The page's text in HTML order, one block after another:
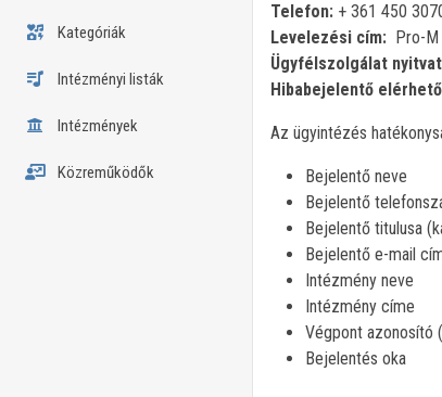
Kategóriák
Intézményi listák
Intézmények
Közreműködők
Telefon: + 361 450
Levelezési cím: Pro-
Ügyfélszolgálat
Hibabejelentő
Az ügyintézés
Bejelentő neve
Bejelentő
Bejelentő titulusa
Bejelentő e-mail
Intézmény neve
Intézmény címe
Végpont azonosító
Bejelentés oka